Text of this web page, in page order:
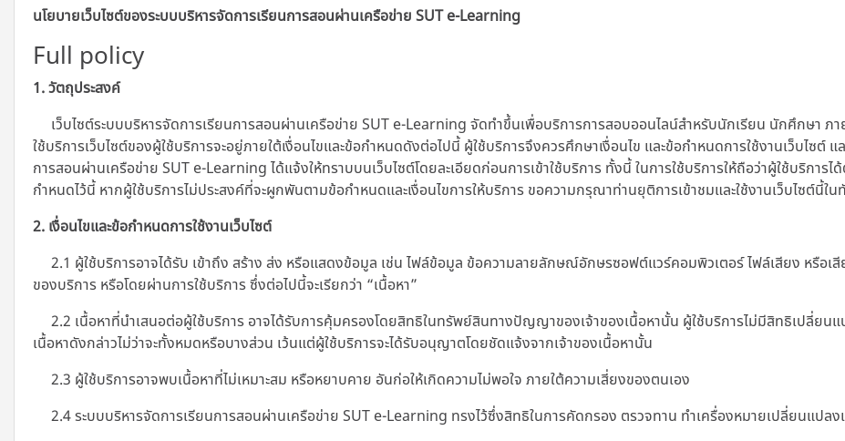
นโยบายเว็บไซต์ของระบบบริหารจัดการเรียนการสอนผ่านเครือข่าย SUT e-Learning
Full policy
1. วัตถุประสงค์
เว็บไซต์ระบบบริหารจัดการเรียนการสอนผ่านเครือข่าย SUT e-Learning จัดทำขึ้นเพื่อบริการการสอบออนไลน์สำหรับนักเรียน นักศึกษา ภ
ใช้บริการเว็บไซต์ของผู้ใช้บริการจะอยู่ภายใต้เงื่อนไขและข้อกำหนดดังต่อไปนี้ ผู้ใช้บริการจึงควรศึกษาเงื่อนไข และข้อกำหนดการใช้งานเว็บไซต์
การสอนผ่านเครือข่าย SUT e-Learning ได้แจ้งให้ทราบบนเว็บไซต์โดยละเอียดก่อนการเข้าใช้บริการ ทั้งนี้ ในการใช้บริการให้ถือว่าผู้ใช้บริการ
กำหนดไว้นี้ หากผู้ใช้บริการไม่ประสงค์ที่จะผูกพันตามข้อกำหนดและเงื่อนไขการให้บริการ ขอความกรุณาท่านยุติการเข้าชมและใช้งานเว็บไซต์นี้ใน
2. เงื่อนไขและข้อกำหนดการใช้งานเว็บไซต์
2.1 ผู้ใช้บริการอาจได้รับ เข้าถึง สร้าง ส่ง หรือแสดงข้อมูล เช่น ไฟล์ข้อมูล ข้อความลายลักษณ์อักษรซอฟต์แวร์คอมพิวเตอร์ ไฟล์เสียง หรือ
ของบริการ หรือโดยผ่านการใช้บริการ ซึ่งต่อไปนี้จะเรียกว่า “เนื้อหา”
2.2 เนื้อหาที่นำเสนอต่อผู้ใช้บริการ อาจได้รับการคุ้มครองโดยสิทธิในทรัพย์สินทางปัญญาของเจ้าของเนื้อหานั้น ผู้ใช้บริการไม่มีสิทธิเปลี่ยน
เนื้อหาดังกล่าวไม่ว่าจะทั้งหมดหรือบางส่วน เว้นแต่ผู้ใช้บริการจะได้รับอนุญาตโดยชัดแจ้งจากเจ้าของเนื้อหานั้น
2.3 ผู้ใช้บริการอาจพบเนื้อหาที่ไม่เหมาะสม หรือหยาบคาย อันก่อให้เกิดความไม่พอใจ ภายใต้ความเสี่ยงของตนเอง
2.4 ระบบบริหารจัดการเรียนการสอนผ่านเครือข่าย SUT e-Learning ทรงไว้ซึ่งสิทธิในการคัดกรอง ตรวจทาน ทำเครื่องหมายเปลี่ยนแปลง